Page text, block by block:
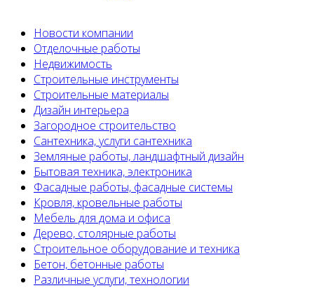
Новости компании
Отделочные работы
Недвижимость
Строительные инструменты
Строительные материалы
Дизайн интерьера
Загородное строительство
Сантехника, услуги сантехника
Земляные работы, ландшафтный дизайн
Бытовая техника, электроника
Фасадные работы, фасадные системы
Кровля, кровельные работы
Мебель для дома и офиса
Дерево, столярные работы
Строительное оборудование и техника
Бетон, бетонные работы
Различные услуги, технологии